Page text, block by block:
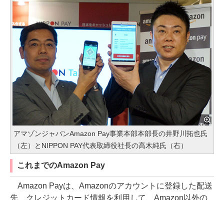
アマゾンジャパンAmazon Pay事業本部本部長の井野川拓也氏
（左）とNIPPON PAY代表取締役社長の高木純氏（右）
これまでのAmazon Pay
Amazon Payは、Amazonのアカウントに登録した配送
先、クレジットカード情報を利用して、Amazon以外の